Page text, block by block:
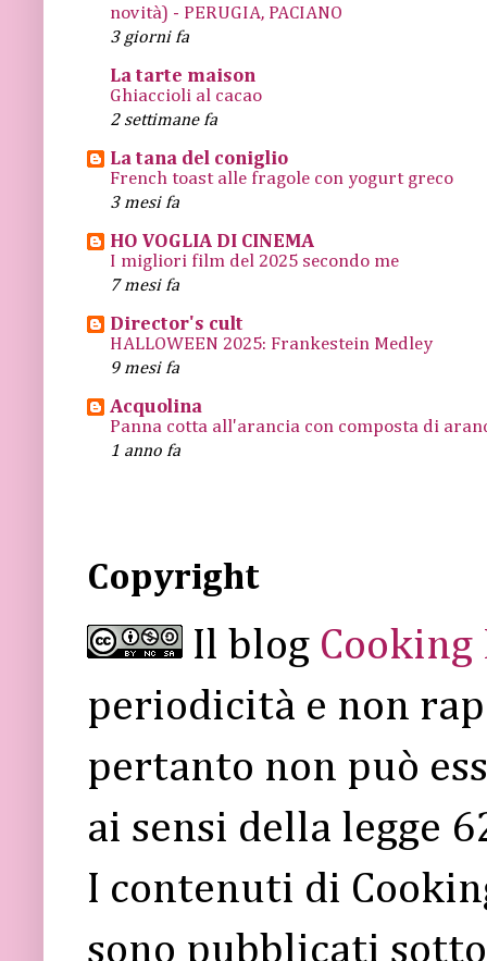
novità) - PERUGIA, PACIANO
3 giorni fa
La tarte maison
Ghiaccioli al cacao
2 settimane fa
La tana del coniglio
French toast alle fragole con yogurt greco
3 mesi fa
HO VOGLIA DI CINEMA
I migliori film del 2025 secondo me
7 mesi fa
Director's cult
HALLOWEEN 2025: Frankestein Medley
9 mesi fa
Acquolina
Panna cotta all'arancia con composta di
1 anno fa
Copyright
Il blog Cooking
periodicità e non
pertanto non può
ai sensi della legge
I contenuti di
sono pubblicati